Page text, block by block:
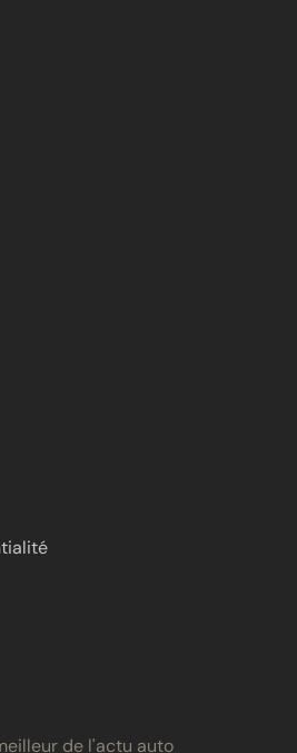
de l'actu auto